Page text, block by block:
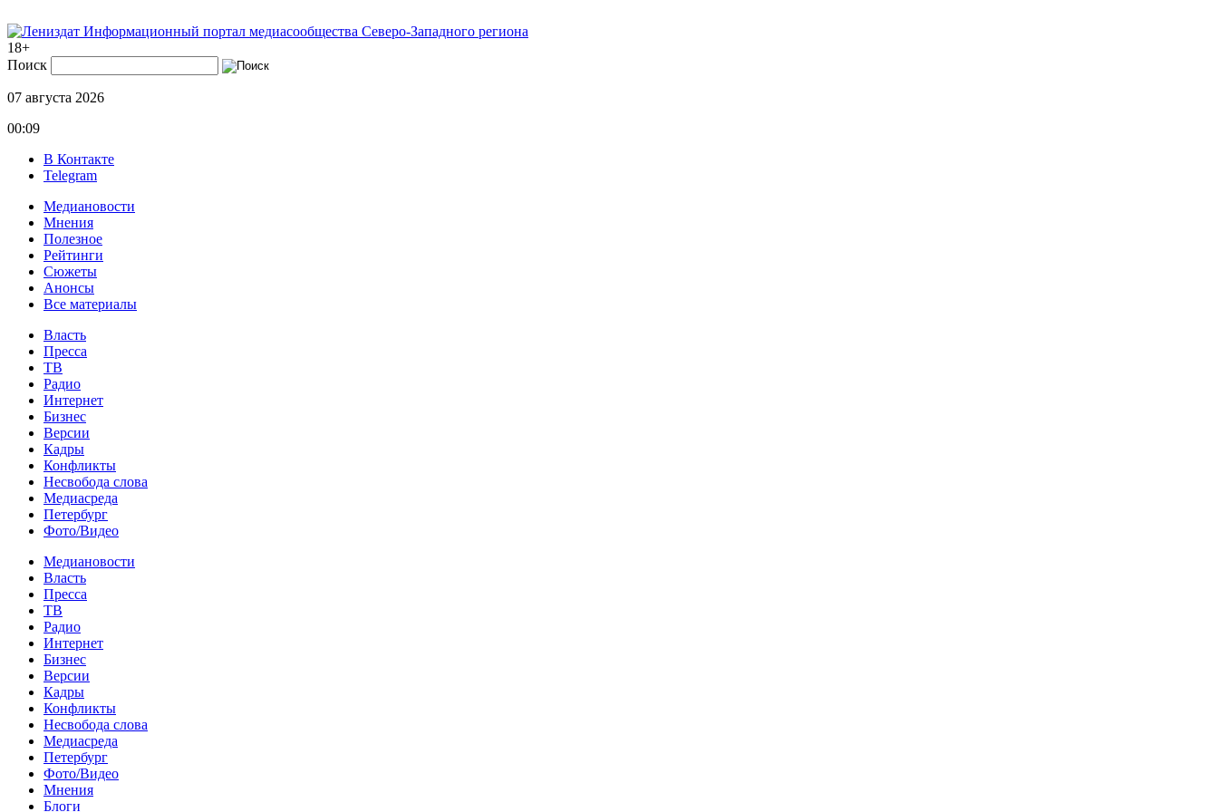
Информационный портал медиасообщества Северо-Западного региона
18+
Поиск
07 августа 2026
00:09
В Контакте
Telegram
Медиановости
Мнения
Полезное
Рейтинги
Сюжеты
Анонсы
Все материалы
Власть
Пресса
ТВ
Радио
Интернет
Бизнес
Версии
Кадры
Конфликты
Несвобода слова
Медиасреда
Петербург
Фото/Видео
Медиановости
Власть
Пресса
ТВ
Радио
Интернет
Бизнес
Версии
Кадры
Конфликты
Несвобода слова
Медиасреда
Петербург
Фото/Видео
Мнения
Блоги